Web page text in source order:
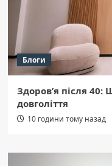
Блоги
Здоров’я після 40:
довголіття
10 години тому назад